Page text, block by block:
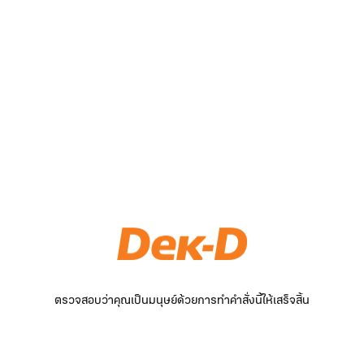
ตรวจสอบว่าคุณเป็นมนุษย์ด้วยการทำคำสั่งนี้ให้เสร็จสิ้น